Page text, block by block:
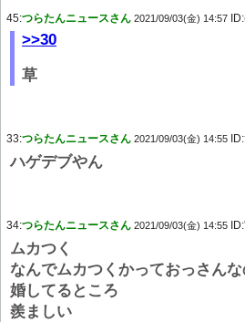
45:つらたんニュースさん 2021/09/03(金) 14:57 ID:
>>30
草
33:つらたんニュースさん 2021/09/03(金) 14:55 ID:
ハゲデブやん
34:つらたんニュースさん 2021/09/03(金) 14:55 ID:
ムカつく
なんでムカつくかっておっさん
婚してるところ
羨ましい